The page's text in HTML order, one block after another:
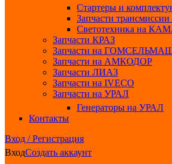
Стартеры и
Запчасти
Светотехника на
Запчасти КРАЗ
Запчасти на
Запчасти на АМКОДОР
Запчасти ЛИАЗ
Запчасти на IVECO
Запчасти на УРАЛ
Генераторы на УРАЛ
Контакты
Вход / Регистрация
ВходСоздать аккаунт